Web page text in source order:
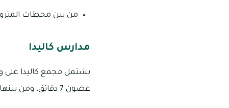
من بين محطات
مدارس كاليدا
يشتمل مجمع كاليدا على
غضون 7 دقائق، ومن بينها ما يلي: